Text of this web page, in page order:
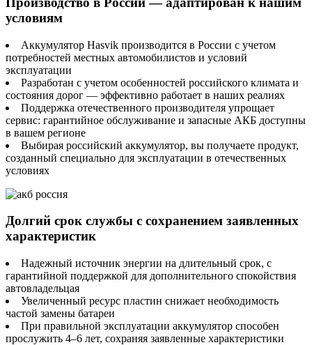
условиям
Аккумулятор Hasvik производится в России с учетом
потребностей местных автомобилистов и условий
эксплуатации
Разработан с учетом особенностей российского климата и
состояния дорог — эффективно работает в наших реалиях
Поддержка отечественного производителя упрощает
сервис: гарантийное обслуживание и запасные АКБ доступны
в вашем регионе
Выбирая российский аккумулятор, вы получаете продукт,
созданный специально для эксплуатации в отечественных
условиях
Долгий срок службы с сохранением заявленных
характеристик
Надежный источник энергии на длительный срок, с
гарантийной поддержкой для дополнительного спокойствия
автовладельцая
Увеличенный ресурс пластин снижает необходимость
частой замены батареи
При правильной эксплуатации аккумулятор способен
прослужить 4–6 лет, сохраняя заявленные характеристики